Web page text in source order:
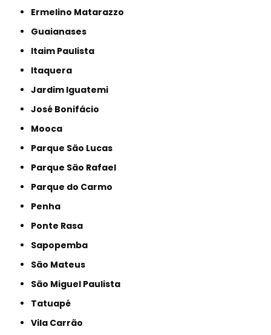
Ermelino Matarazzo
Guaianases
Itaim Paulista
Itaquera
Jardim Iguatemi
José Bonifácio
Mooca
Parque São Lucas
Parque São Rafael
Parque do Carmo
Penha
Ponte Rasa
Sapopemba
São Mateus
São Miguel Paulista
Tatuapé
Vila Carrão